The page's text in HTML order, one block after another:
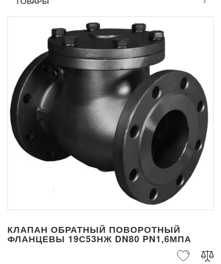
КЛАПАН ОБРАТНЫЙ ПОВОРОТНЫЙ
ФЛАНЦЕВЫ 19С53НЖ DN80 PN1,6МПА